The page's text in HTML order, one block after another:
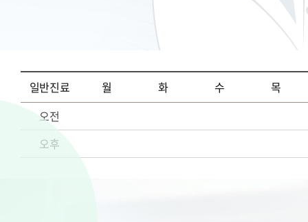
일반진료 월 화 수
목
오전
오후